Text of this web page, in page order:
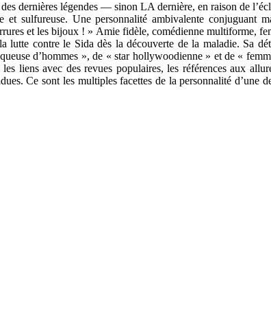
dernières légendes — sinon LA dernière, en raison de
sulfureuse. Une personnalité ambivalente conjuguant
et les bijoux ! » Amie fidèle, comédienne multiforme,
lutte contre le Sida dès la découverte de la maladie. Sa
d’hommes », de « star hollywoodienne » et de «
liens avec des revues populaires, les références aux
Ce sont les multiples facettes de la personnalité d’une